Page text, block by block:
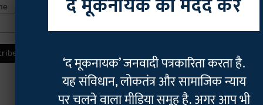
‘द मूकनायक’ जनवादी पत्रकारिता करता है.
यह संविधान, लोकतंत्र और सामाजिक न्याय
पर चलने वाला मीडिया समूह है. अगर आप भी